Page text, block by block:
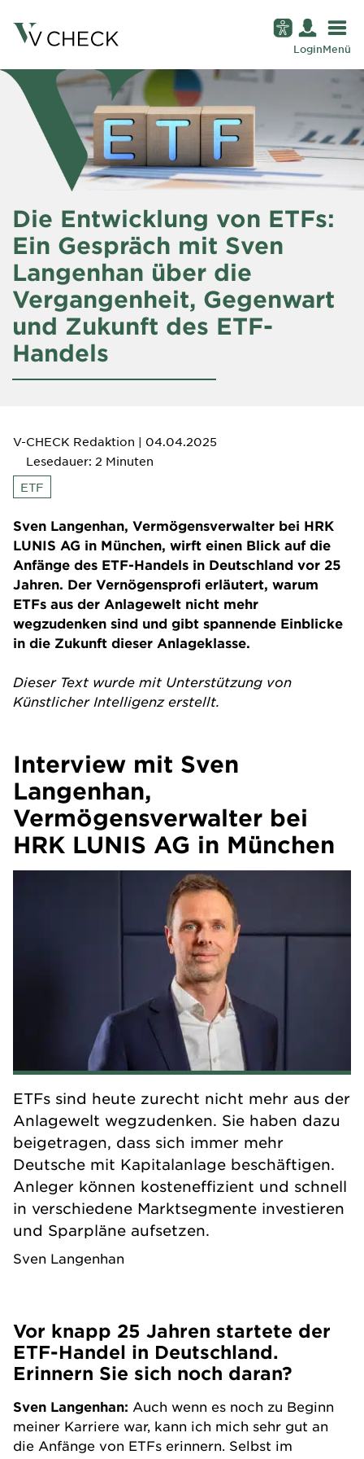
LoginMenü
Die Entwicklung von ETFs:
Ein Gespräch mit Sven
Langenhan über die
Vergangenheit, Gegenwart
und Zukunft des ETF-
Handels
V-CHECK Redaktion | 04.04.2025
Lesedauer: 2 Minuten
ETF
Sven Langenhan, Vermögensverwalter bei HRK
LUNIS AG in München, wirft einen Blick auf die
Anfänge des ETF-Handels in Deutschland vor 25
Jahren. Der Vernögensprofi erläutert, warum
ETFs aus der Anlagewelt nicht mehr
wegzudenken sind und gibt spannende Einblicke
in die Zukunft dieser Anlageklasse.
Dieser Text wurde mit Unterstützung von
Künstlicher Intelligenz erstellt.
Interview mit Sven
Langenhan,
Vermögensverwalter bei
HRK LUNIS AG in München
ETFs sind heute zurecht nicht mehr aus der
Anlagewelt wegzudenken. Sie haben dazu
beigetragen, dass sich immer mehr
Deutsche mit Kapitalanlage beschäftigen.
Anleger können kosteneffizient und schnell
in verschiedene Marktsegmente investieren
und Sparpläne aufsetzen.
Sven Langenhan
Vor knapp 25 Jahren startete der
ETF-Handel in Deutschland.
Erinnern Sie sich noch daran?
Sven Langenhan: Auch wenn es noch zu Beginn
meiner Karriere war, kann ich mich sehr gut an
die Anfänge von ETFs erinnern. Selbst im